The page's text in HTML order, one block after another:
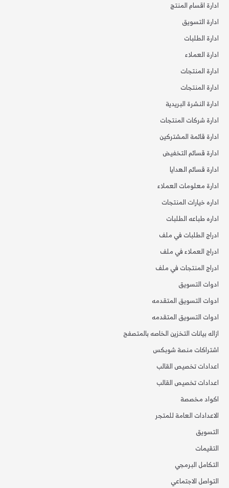
ادارة اقسام المنتج
ادارة التسويق
ادارة الطلبات
ادارة العملاء
ادارة المنتجات
ادارة المنتجات
ادارة النشرة البريدية
ادارة شركات المنتجات
ادارة قائمة المشتركين
ادارة قسائم التخفيض
ادارة قسائم الهدايا
ادارة معلومات العملاء
اداره خيارات المنتجات
اداره طباعه الطلبات
ادراج الطلبات في ملف
ادراج العملاء في ملف
ادراج المنتجات في ملف
ادوات التسويق
ادوات التسويق المتقدمه
ادوات التسويق المتقدمه
ازاله بيانات التخزين الخاصه بالمتصفح
اشتراكات منصة شوبكس
اعدادات تخصيص القالب
اعدادات تخصيص القالب
اكواد مخصصة
الاعدادات العامة للمتجر
التسويق
التقيمات
التكامل البرمجي
التواصل الاجتماعي